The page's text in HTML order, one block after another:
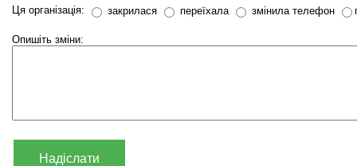
Ця організація: закрилася переїхала змінила телефон
Опишіть зміни:
Надіслати